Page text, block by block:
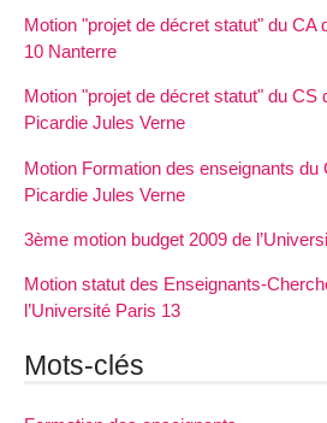
Motion "projet de décret statut" du CA
10 Nanterre
Motion "projet de décret statut" du CS
Picardie Jules Verne
Motion Formation des enseignants du
Picardie Jules Verne
3ème motion budget 2009 de
Motion statut des Enseignants-
l’Université Paris 13
Mots-clés